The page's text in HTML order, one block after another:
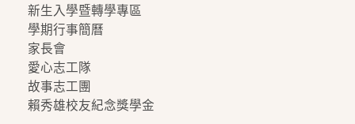
新生入學暨轉學專區
學期行事簡曆
家長會
愛心志工隊
故事志工團
賴秀雄校友紀念獎學金